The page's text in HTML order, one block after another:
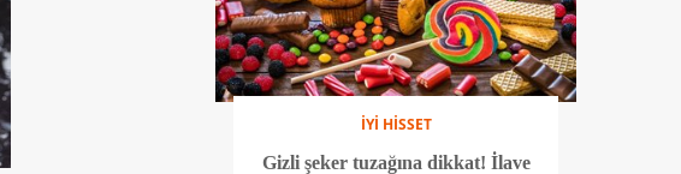
İYİ HİSSET
Gizli şeker tuzağına dikkat! İlave